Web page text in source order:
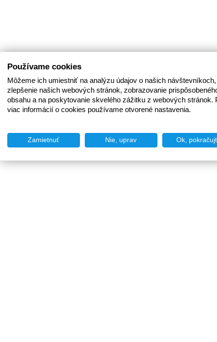
Používame cookies
Môžeme ich umiestniť na analýzu údajov o našich
zlepšenie našich webových stránok, zobrazovanie
obsahu a na poskytovanie skvelého zážitku z webových stránok.
viac informácií o cookies používame otvorené nastavenia.
Zamietnuť Nie, uprav Ok,